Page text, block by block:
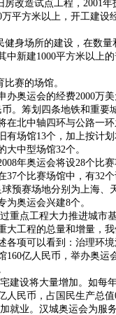
造试点工程，2001年
万平方米以上，开工建设
场所的建设，在数量
中新建1000平方米以上
赛的场馆。
奥运会的经费2000万美
币。筹划四条地铁和重要
北中轴四环与公路一环
有场馆13个，加上按计
大中型场馆32个。
年奥运会将设28个比赛
37个比赛场馆中，有32
预赛场地分别为上海、
为奥运会兴建8个。
点工程大力推进城市基
工程的总量和增量，我
项可以看到：治理环境
160亿人民币，举办奥运
设将大量增加。如每年
人民币，占国民生产总值
业。汉城奥运会为服务